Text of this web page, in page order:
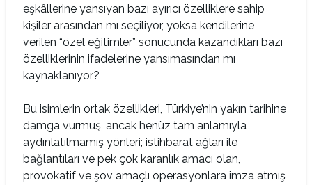
eşkâllerine yansıyan bazı ayırıcı özelliklere sahip
kişiler arasından mı seçiliyor, yoksa kendilerine
verilen “özel eğitimler” sonucunda kazandıkları bazı
özelliklerinin ifadelerine yansımasından mı
kaynaklanıyor?
Bu isimlerin ortak özellikleri, Türkiye’nin yakın tarihine
damga vurmuş, ancak henüz tam anlamıyla
aydınlatılmamış yönleri; istihbarat ağları ile
bağlantıları ve pek çok karanlık amacı olan,
provokatif ve şov amaçlı operasyonlara imza atmış